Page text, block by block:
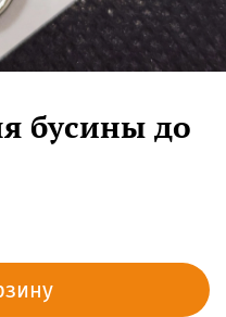
бусины до